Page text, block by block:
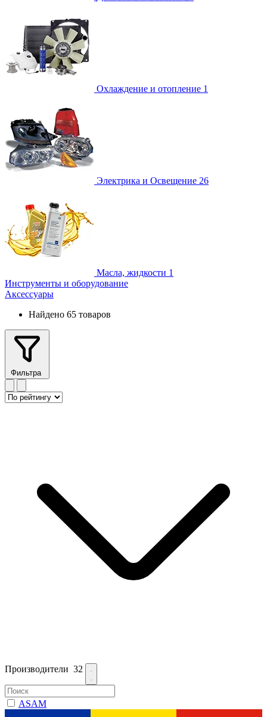
Охлаждение и отопление 1
Электрика и Освещение 26
Масла, жидкости 1
Инструменты и оборудование
Аксессуары
Найдено 65 товаров
Фильтра
Производители 32
ASAM